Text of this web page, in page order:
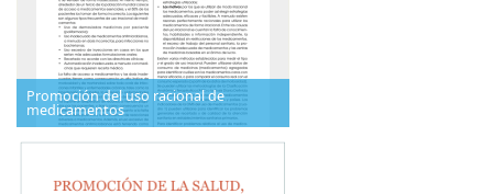
Promoción del uso racional de
medicamentos